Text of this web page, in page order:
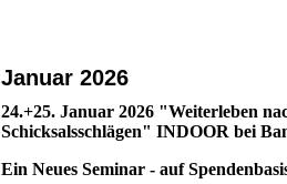
Januar 2026
24.+25. Januar 2026 "Weiterleben
Schicksalsschlägen" INDOOR bei
Ein Neues Seminar - auf